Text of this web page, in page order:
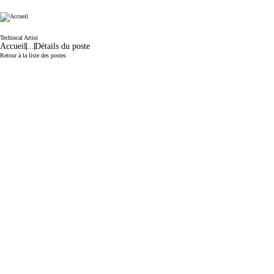
Electronic Arts
Techincal Artist
Accueil...Détails du poste
Retour à la liste des postes